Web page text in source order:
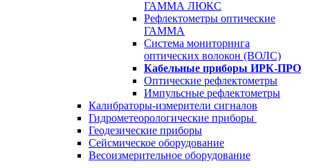
ГАММА ЛЮКС
Рефлектометры оптические
ГАММА
Система мониторинга
оптических волокон (ВОЛС)
Кабельные приборы ИРК-ПРО
Оптические рефлектометры
Импульсные рефлектометры
Калибраторы-измерители сигналов
Гидрометеорологические приборы
Геодезические приборы
Сейсмическое оборудование
Весоизмерительное оборудование